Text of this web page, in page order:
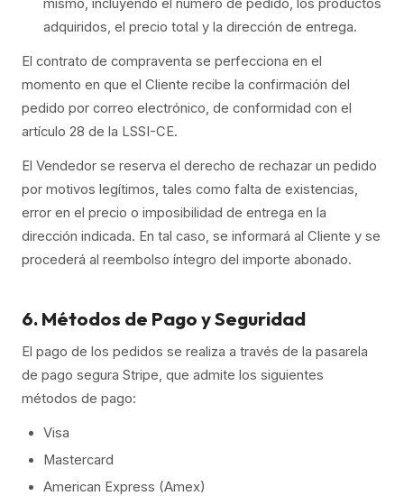
mismo, incluyendo el número de pedido, los productos
adquiridos, el precio total y la dirección de entrega.
El contrato de compraventa se perfecciona en el
momento en que el Cliente recibe la confirmación del
pedido por correo electrónico, de conformidad con el
artículo 28 de la LSSI-CE.
El Vendedor se reserva el derecho de rechazar un pedido
por motivos legítimos, tales como falta de existencias,
error en el precio o imposibilidad de entrega en la
dirección indicada. En tal caso, se informará al Cliente y se
procederá al reembolso íntegro del importe abonado.
6. Métodos de Pago y Seguridad
El pago de los pedidos se realiza a través de la pasarela
de pago segura Stripe, que admite los siguientes
métodos de pago:
Visa
Mastercard
American Express (Amex)